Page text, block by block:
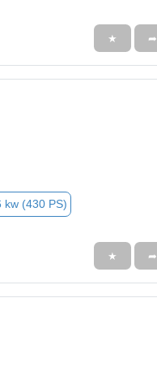
★ ➦
kw (430 PS)
★ ➦